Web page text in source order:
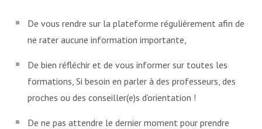
De vous rendre sur la plateforme régulièrement afin de
ne rater aucune information importante,
De bien réfléchir et de vous informer sur toutes les
formations, Si besoin en parler à des professeurs, des
proches ou des conseiller(e)s d’orientation !
De ne pas attendre le dernier moment pour prendre